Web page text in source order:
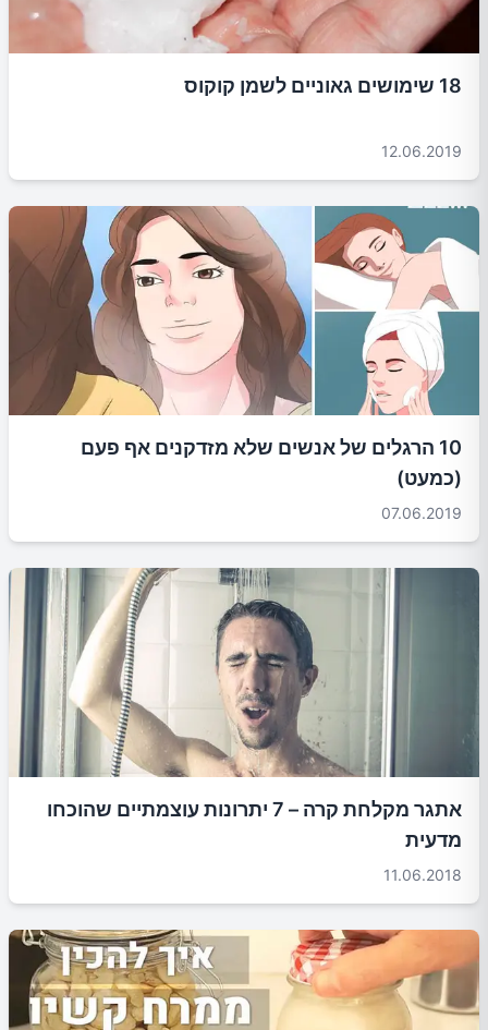
18 שימושים גאוניים לשמן קוקוס
12.06.2019
10 הרגלים של אנשים שלא מזדקנים אף פעם
(כמעט)
07.06.2019
אתגר מקלחת קרה – 7 יתרונות עוצמתיים שהוכחו
מדעית
11.06.2018